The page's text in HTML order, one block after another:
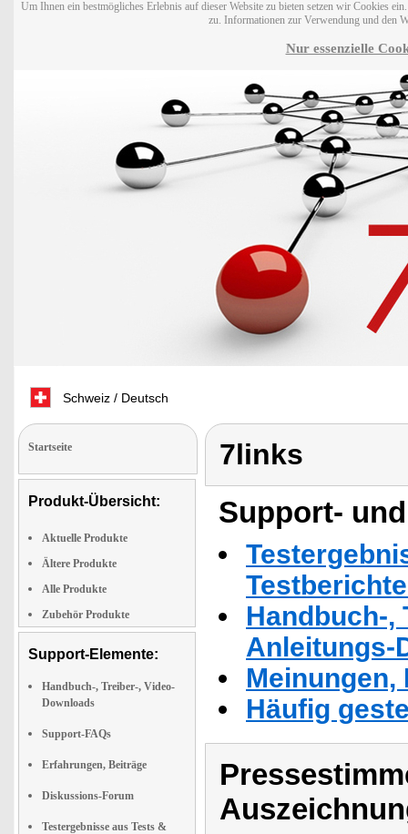
Um Ihnen ein bestmögliches Erlebnis auf dieser Website zu bieten setzen wir Cookies
zu. Informationen zur Verwendung und den
Nur essenzielle
Schweiz / Deutsch
Startseite
Produkt-Übersicht:
Aktuelle Produkte
Ältere Produkte
Alle Produkte
Zubehör Produkte
Support-Elemente:
Handbuch-, Treiber-, Video-
Downloads
Support-FAQs
Erfahrungen, Beiträge
Diskussions-Forum
Testergebnisse aus Tests &
7links
Support-
Handbuch-,
Anleitungs-
Häufig